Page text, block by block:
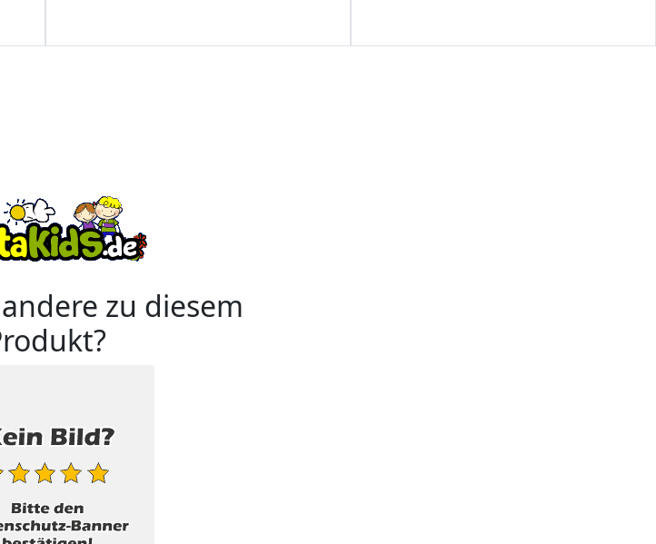
zu diesem